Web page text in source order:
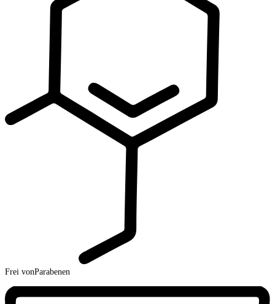
Frei vonParabenen